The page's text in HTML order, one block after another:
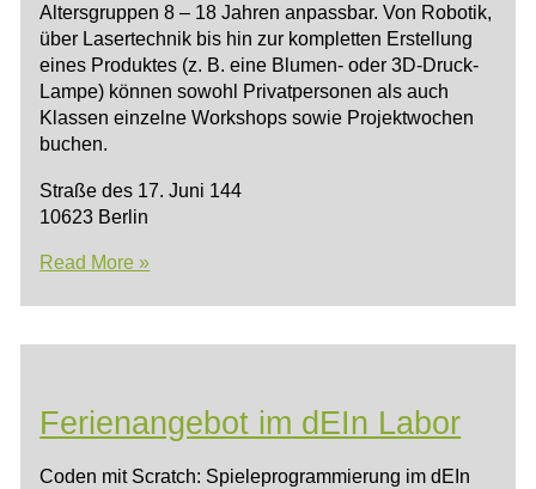
Altersgruppen 8 – 18 Jahren anpassbar. Von Robotik,
über Lasertechnik bis hin zur kompletten Erstellung
eines Produktes (z. B. eine Blumen- oder 3D-Druck-
Lampe) können sowohl Privatpersonen als auch
Klassen einzelne Workshops sowie Projektwochen
buchen.
Straße des 17. Juni 144
10623 Berlin
INGenius
Read More »
Ferienangebot im dEIn Labor
Coden mit Scratch: Spieleprogrammierung im dEIn